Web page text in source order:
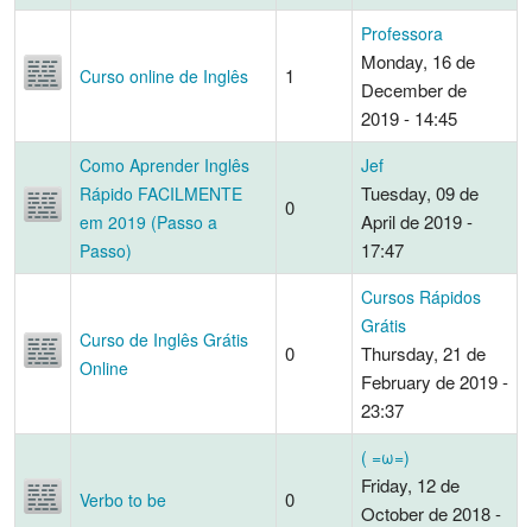
Curso online de Inglês 1
Professora
Monday, 16 de
December de
2019 - 14:45
Como Aprender Inglês
Rápido FACILMENTE
em 2019 (Passo a
Passo)
0
Jef
Tuesday, 09 de
April de 2019 -
17:47
Curso de Inglês Grátis
Online
0
Cursos Rápidos
Grátis
Thursday, 21 de
February de 2019 -
23:37
Verbo to be 0
( =ω=)
Friday, 12 de
October de 2018 -